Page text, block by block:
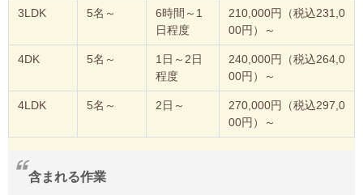
3LDK 5名～
6時間～1
日程度
210,000円（税込231,0
00円）～
4DK 5名～
1日～2日
程度
240,000円（税込264,0
00円）～
4LDK 5名～ 2日～
270,000円（税込297,0
00円）～
含まれる作業